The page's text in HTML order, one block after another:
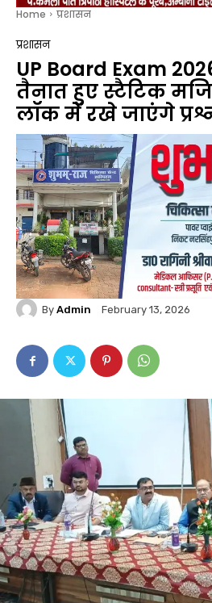
Home प्रशासन
प्रशासन
UP Board Exam
तैनात हुए स्टैटिक
लॉक में रखे जाएंगे
By Admin February 13, 2026